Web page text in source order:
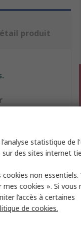
produit
statistique de
des sites internet
non essentiels.
cookies ». Si vous
l’accès à certaines
de cookies.